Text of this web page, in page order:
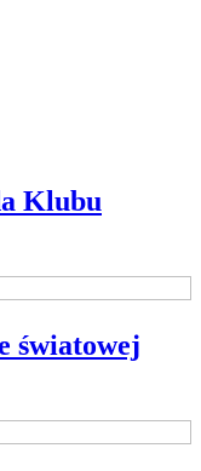
Klubu
światowej